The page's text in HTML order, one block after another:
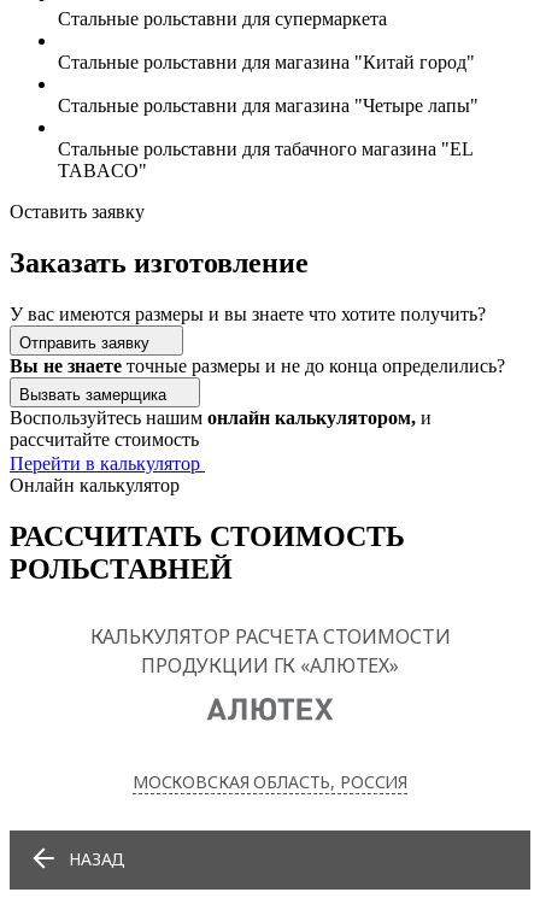
Стальные рольставни для супермаркета
Стальные рольставни для магазина "Китай город"
Стальные рольставни для магазина "Четыре лапы"
Стальные рольставни для табачного магазина "EL
TABACO"
Оставить заявку
Заказать изготовление
У вас имеются размеры и вы знаете что хотите получить?
Отправить заявку
Вы не знаете точные размеры и не до конца определились?
Вызвать замерщика
Воспользуйтесь нашим онлайн калькулятором, и
рассчитайте стоимость
Перейти в калькулятор
Онлайн калькулятор
РАССЧИТАТЬ СТОИМОСТЬ
РОЛЬСТАВНЕЙ